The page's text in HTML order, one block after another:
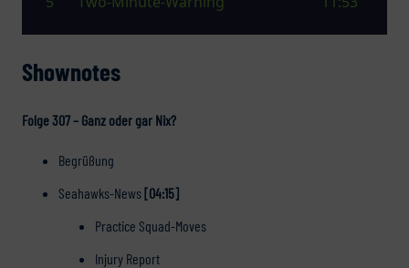
Shownotes
Folge 307 – Ganz oder gar Nix?
Begrüßung
Seahawks-News[04:15]
Practice Squad-Moves
Injury Report